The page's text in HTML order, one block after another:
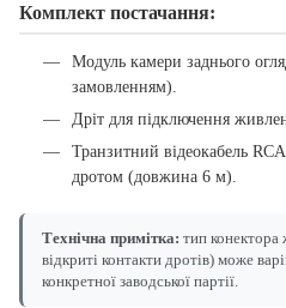
Комплект постачання:
Модуль камери заднього
замовленням).
Дріт для підключення
Транзитний відеокабель
дротом (довжина 6 м).
Технічна примітка: тип
відкриті контакти дротів) може
конкретної заводської партії.